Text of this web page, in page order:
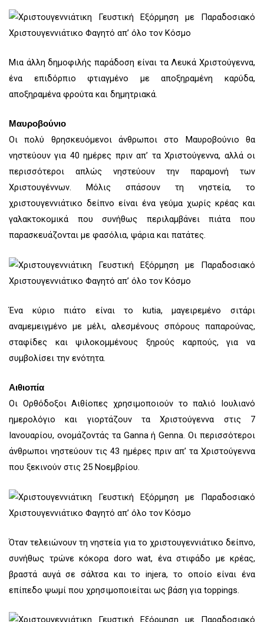
Μια άλλη δημοφιλής παράδοση είναι τα Λευκά Χριστούγεννα,
ένα επιδόρπιο φτιαγμένο με αποξηραμένη καρύδα,
αποξηραμένα φρούτα και δημητριακά.
Μαυροβούνιο
Οι πολύ θρησκευόμενοι άνθρωποι στο Μαυροβούνιο θα
νηστεύουν για 40 ημέρες πριν απ’ τα Χριστούγεννα, αλλά οι
περισσότεροι απλώς νηστεύουν την παραμονή των
Χριστουγέννων. Μόλις σπάσουν τη νηστεία, το
χριστουγεννιάτικο δείπνο είναι ένα γεύμα χωρίς κρέας και
γαλακτοκομικά που συνήθως περιλαμβάνει πιάτα που
παρασκευάζονται με φασόλια, ψάρια και πατάτες.
Ένα κύριο πιάτο είναι το kutia, μαγειρεμένο σιτάρι
αναμεμειγμένο με μέλι, αλεσμένους σπόρους παπαρούνας,
σταφίδες και ψιλοκομμένους ξηρούς καρπούς, για να
συμβολίσει την ενότητα.
Αιθιοπία
Οι Ορθόδοξοι Αιθίοπες χρησιμοποιούν το παλιό Ιουλιανό
ημερολόγιο και γιορτάζουν τα Χριστούγεννα στις 7
Ιανουαρίου, ονομάζοντάς τα Ganna ή Genna. Οι περισσότεροι
άνθρωποι νηστεύουν τις 43 ημέρες πριν απ’ τα Χριστούγεννα
που ξεκινούν στις 25 Νοεμβρίου.
Όταν τελειώνουν τη νηστεία για το χριστουγεννιάτικο δείπνο,
συνήθως τρώνε κόκορα doro wat, ένα στιφάδο με κρέας,
βραστά αυγά σε σάλτσα και το injera, το οποίο είναι ένα
επίπεδο ψωμί που χρησιμοποιείται ως βάση για toppings.